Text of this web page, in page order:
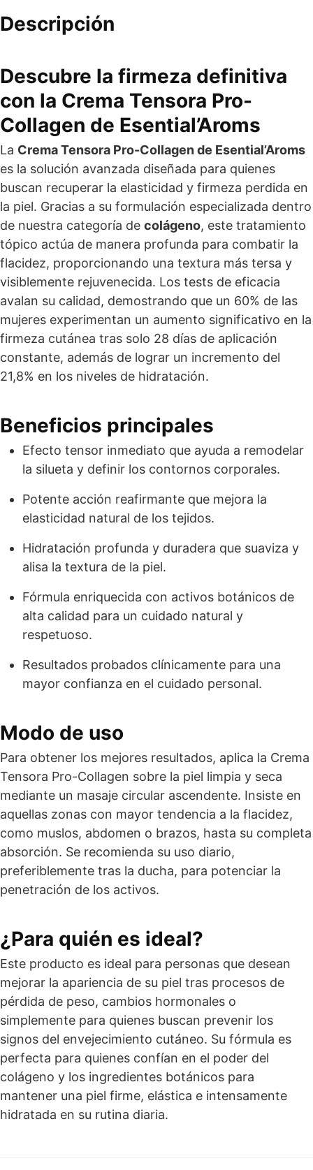
Descripción
Descubre la firmeza definitiva
con la Crema Tensora Pro-
Collagen de Esential’Aroms
La Crema Tensora Pro-Collagen de Esential’Aroms
es la solución avanzada diseñada para quienes
buscan recuperar la elasticidad y firmeza perdida en
la piel. Gracias a su formulación especializada dentro
de nuestra categoría de colágeno, este tratamiento
tópico actúa de manera profunda para combatir la
flacidez, proporcionando una textura más tersa y
visiblemente rejuvenecida. Los tests de eficacia
avalan su calidad, demostrando que un 60% de las
mujeres experimentan un aumento significativo en la
firmeza cutánea tras solo 28 días de aplicación
constante, además de lograr un incremento del
21,8% en los niveles de hidratación.
Beneficios principales
Efecto tensor inmediato que ayuda a remodelar
la silueta y definir los contornos corporales.
Potente acción reafirmante que mejora la
elasticidad natural de los tejidos.
Hidratación profunda y duradera que suaviza y
alisa la textura de la piel.
Fórmula enriquecida con activos botánicos de
alta calidad para un cuidado natural y
respetuoso.
Resultados probados clínicamente para una
mayor confianza en el cuidado personal.
Modo de uso
Para obtener los mejores resultados, aplica la Crema
Tensora Pro-Collagen sobre la piel limpia y seca
mediante un masaje circular ascendente. Insiste en
aquellas zonas con mayor tendencia a la flacidez,
como muslos, abdomen o brazos, hasta su completa
absorción. Se recomienda su uso diario,
preferiblemente tras la ducha, para potenciar la
penetración de los activos.
¿Para quién es ideal?
Este producto es ideal para personas que desean
mejorar la apariencia de su piel tras procesos de
pérdida de peso, cambios hormonales o
simplemente para quienes buscan prevenir los
signos del envejecimiento cutáneo. Su fórmula es
perfecta para quienes confían en el poder del
colágeno y los ingredientes botánicos para
mantener una piel firme, elástica e intensamente
hidratada en su rutina diaria.